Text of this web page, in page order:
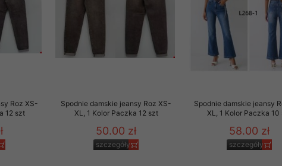
Roz XS-
12 szt
Spodnie damskie jeansy Roz XS-
XL, 1 Kolor Paczka 12 szt
50.00 zł
szczegóły
Spodnie damskie jeansy
XL, 1 Kolor Paczka 10
58.00 zł
szczegóły
to zgodę. Dotyczy to w
przez nas linka
i nowościach w
w szczególności danych